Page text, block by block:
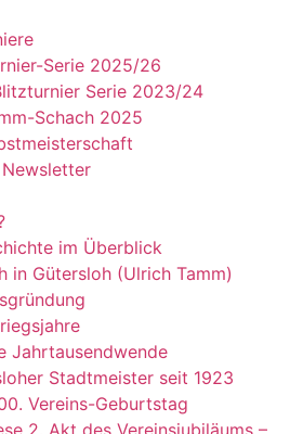
Serie 2025/26
Serie 2023/24
Schach 2025
im Überblick
in Gütersloh (Ulrich Tamm)
Jahrtausendwende
Stadtmeister seit 1923
Vereins-Geburtstag
2. Akt des Vereinsjubiläums –